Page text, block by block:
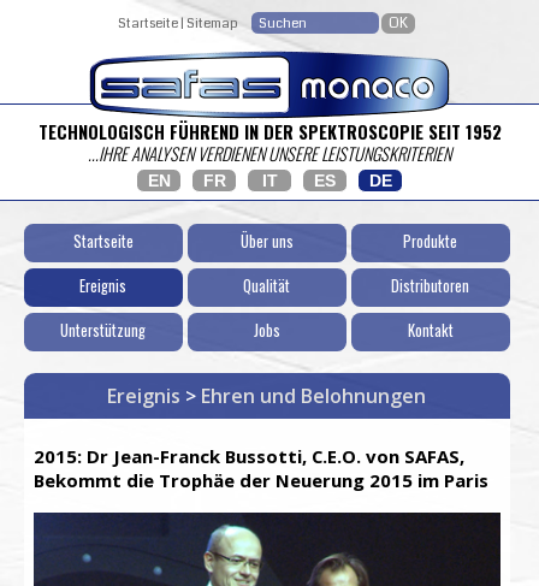
Startseite |Sitemap
TECHNOLOGISCH FÜHREND IN DER SPEKTROSCOPIE SEIT 1952
...IHRE ANALYSEN VERDIENEN UNSERE LEISTUNGSKRITERIEN
EN FR IT ES DE
Startseite Über uns
Produkte
Ereignis
Qualität
Distributoren
Unterstützung
Jobs Kontakt
Ereignis > Ehren und Belohnungen
2015: Dr Jean-Franck Bussotti, C.E.O. von SAFAS,
Bekommt die Trophäe der Neuerung 2015 im Paris